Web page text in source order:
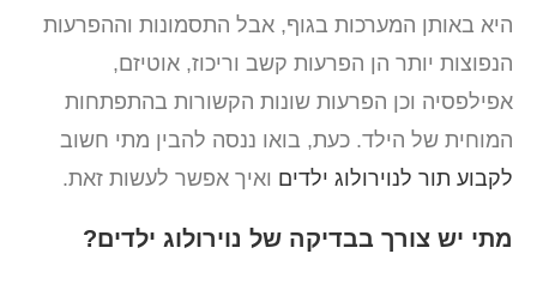
היא באותן המערכות בגוף, אבל התסמונות וההפרעות
הנפוצות יותר הן הפרעות קשב וריכוז, אוטיזם,
אפילפסיה וכן הפרעות שונות הקשורות בהתפתחות
המוחית של הילד. כעת, בואו ננסה להבין מתי חשוב
לקבוע תור לנוירולוג ילדיםואיך אפשר לעשות זאת.
מתי יש צורך בבדיקה של נוירולוג ילדים?